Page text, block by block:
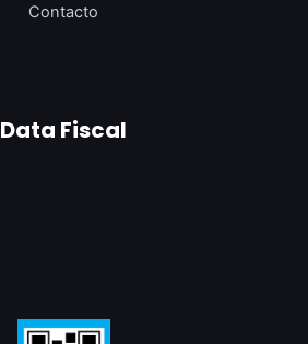
Contacto
Data Fiscal